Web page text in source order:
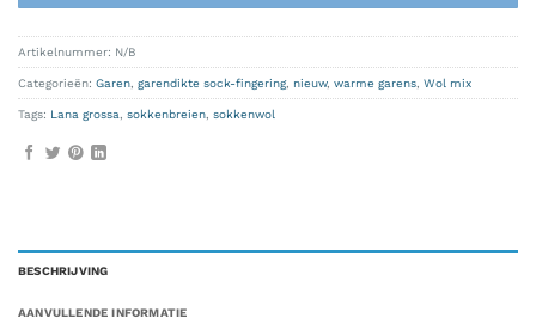
Artikelnummer: N/B
Categorieën: Garen garendikte sock-fingering, nieuw, warme garens Wol mix
Tags: Lana grossa sokkenbreien sokkenwol
BESCHRIJVING
AANVULLENDE INFORMATIE